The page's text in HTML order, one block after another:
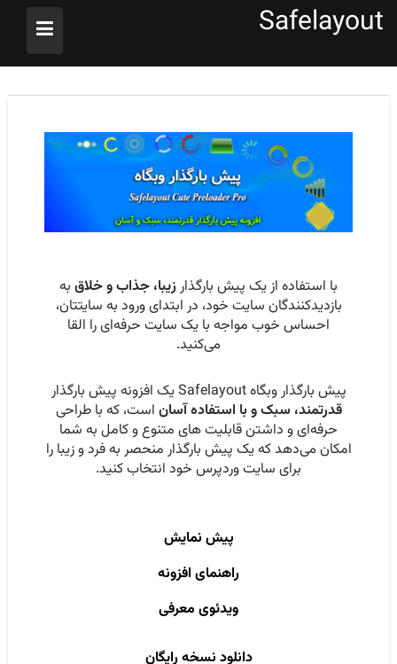
Skip
Safelayout
با استفاده از یک پیش بارگذارزیبا، جذاب و خلاق به
بازدیدکنندگان سایت خود، در ابتدای ورود به سایتتان،
احساس خوب مواجه با یک سایت حرفه‌ای را القا
می‌کنید.
پیش‌ بارگذار وبگاه Safelayout یک افزونه پیش‌ بارگذار
قدرتمند، سبک و با استفاده آسان است، که با طراحی
حرفه‌ای و داشتن قابلیت های متنوع و کامل به شما
امکان می‌دهد که یک پیش بارگذار منحصر به فرد و زیبا را
برای سایت وردپرس خود انتخاب کنید.
پیش نمایش
راهنمای افزونه
ویدئوی معرفی
دانلود نسخه رایگان